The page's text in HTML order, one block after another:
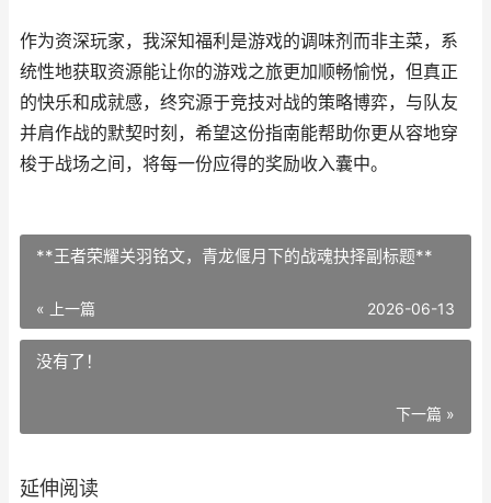
作为资深玩家，我深知福利是游戏的调味剂而非主菜，系
统性地获取资源能让你的游戏之旅更加顺畅愉悦，但真正
的快乐和成就感，终究源于竞技对战的策略博弈，与队友
并肩作战的默契时刻，希望这份指南能帮助你更从容地穿
梭于战场之间，将每一份应得的奖励收入囊中。
**王者荣耀关羽铭文，青龙偃月下的战魂抉择副标题**
« 上一篇 2026-06-13
没有了！
下一篇 »
延伸阅读